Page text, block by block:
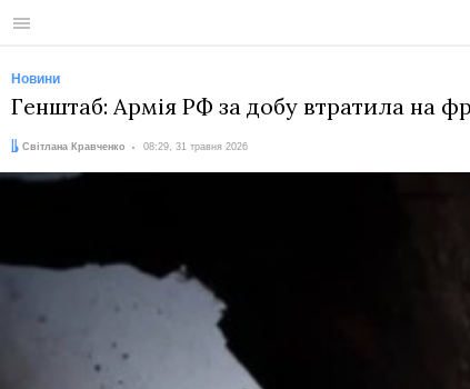
Меню
Новини
Генштаб: Армія РФ за добу втратила на
Автор:
Світлана Кравченко
Дата: 08:29, 31 травня 2026